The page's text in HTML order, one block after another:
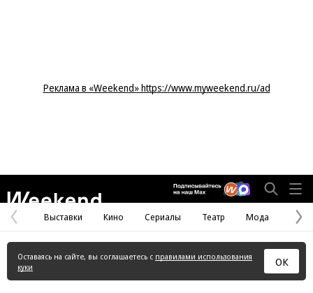
Реклама в «Weekend» https://www.myweekend.ru/ad
Предыдущая
страница
Выставки Кино Сериалы Театр Мода
Оставаясь на сайте, вы соглашаетесь с правилами использования
куки
ОК